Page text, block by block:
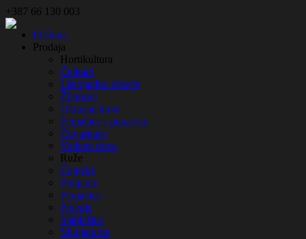
+387 66 130 003
Početna
Prodaja
Hortikultura
Četinari
Listopadno drveće
Žbunovi
Ukrasne trave
Penjačice - puzavice
Čuvarkuće
Vodene trave
Ruže
Čajevke
Polijante
Penjačice
Polegle
Stablašice
Minijaturne